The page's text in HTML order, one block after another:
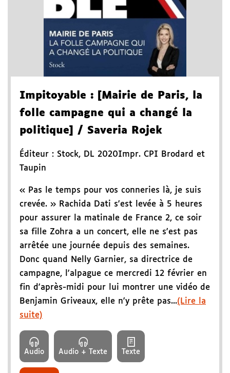
Impitoyable : [Mairie de Paris, la
folle campagne qui a changé la
politique]
/ Saveria Rojek
Éditeur : Stock, DL 2020Impr. CPI Brodard et
Taupin
« Pas le temps pour vos conneries là, je suis
crevée. » Rachida Dati s'est levée à 5 heures
pour assurer la matinale de France 2, ce soir
sa fille Zohra a un concert, elle ne s'est pas
arrêtée une journée depuis des semaines.
Donc quand Nelly Garnier, sa directrice de
campagne, l'alpague ce mercredi 12 février en
fin d'après-midi pour lui montrer une vidéo de
Benjamin Griveaux, elle n'y prête pas...(Lire la
suite)
Audio Audio + Texte Texte